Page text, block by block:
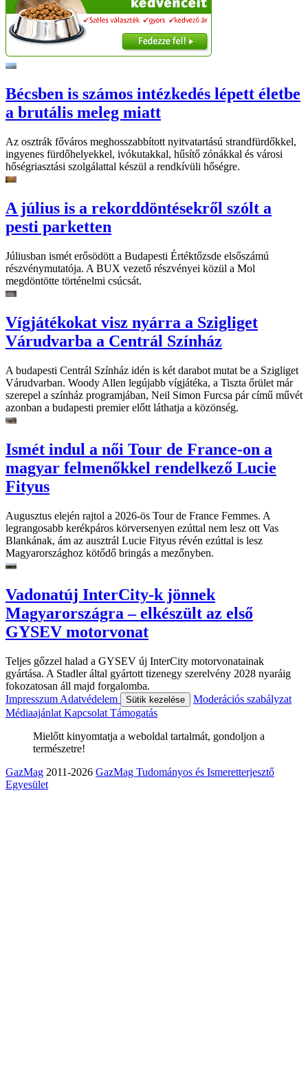
Bécsben is számos intézkedés lépett életbe
a brutális meleg miatt
Az osztrák főváros meghosszabbított nyitvatartású strandfürdőkkel,
ingyenes fürdőhelyekkel, ivókutakkal, hűsítő zónákkal és városi
hőségriasztási szolgálattal készül a rendkívüli hőségre.
A július is a rekorddöntésekről szólt a
pesti parketten
Júliusban ismét erősödött a Budapesti Értéktőzsde elsőszámú
részvénymutatója. A BUX vezető részvényei közül a Mol
megdöntötte történelmi csúcsát.
Vígjátékokat visz nyárra a Szigliget
Várudvarba a Centrál Színház
A budapesti Centrál Színház idén is két darabot mutat be a Szigliget
Várudvarban. Woody Allen legújabb vígjátéka, a Tiszta őrület már
szerepel a színház programjában, Neil Simon Furcsa pár című művét
azonban a budapesti premier előtt láthatja a közönség.
Ismét indul a női Tour de France-on a
magyar felmenőkkel rendelkező Lucie
Fityus
Augusztus elején rajtol a 2026-ös Tour de France Femmes. A
legrangosabb kerékpáros körversenyen ezúttal nem lesz ott Vas
Blankának, ám az ausztrál Lucie Fityus révén ezúttal is lesz
Magyarországhoz kötődő bringás a mezőnyben.
Vadonatúj InterCity-k jönnek
Magyarországra – elkészült az első
GYSEV motorvonat
Teljes gőzzel halad a GYSEV új InterCity motorvonatainak
gyártása. A Stadler által gyártott tizenegy szerelvény 2028 nyaráig
fokozatosan áll majd forgalomba.
Impresszum Adatvédelem Sütik kezelése
Moderációs szabályzat
Médiaajánlat Kapcsolat Támogatás
Mielőtt kinyomtatja a weboldal tartalmát, gondoljon a
természetre!
GazMag 2011-2026 GazMag Tudományos és Ismeretterjesztő
Egyesület